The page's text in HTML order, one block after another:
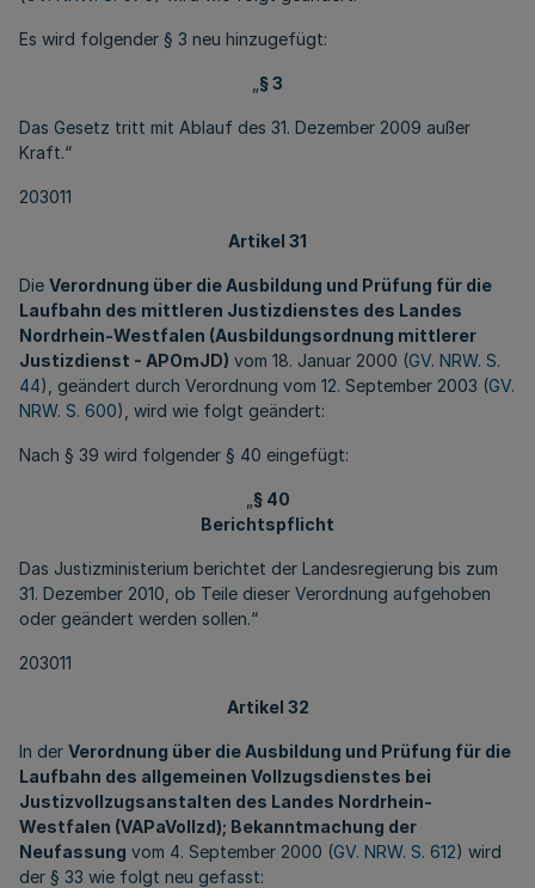
Es wird folgender § 3 neu hinzugefügt:
§ 3
Das Gesetz tritt mit Ablauf des 31. Dezember 2009 außer
Kraft.“
203011
Artikel 31
Die Verordnung über die Ausbildung und Prüfung für die
Laufbahn des mittleren Justizdienstes des Landes
Nordrhein-Westfalen (Ausbildungsordnung mittlerer
Justizdienst - APOmJD) vom 18. Januar 2000 (GV. NRW. S.
44), geändert durch Verordnung vom 12. September 2003 (GV.
NRW. S. 600), wird wie folgt geändert:
Nach § 39 wird folgender § 40 eingefügt:
§ 40
Berichtspflicht
Das Justizministerium berichtet der Landesregierung bis zum
31. Dezember 2010, ob Teile dieser Verordnung aufgehoben
oder geändert werden sollen.“
203011
Artikel 32
In der Verordnung über die Ausbildung und Prüfung für die
Laufbahn des allgemeinen Vollzugsdienstes bei
Justizvollzugsanstalten des Landes Nordrhein-
Westfalen (VAPaVollzd); Bekanntmachung der
Neufassung vom 4. September 2000 (GV. NRW. S. 612) wird
der § 33 wie folgt neu gefasst: